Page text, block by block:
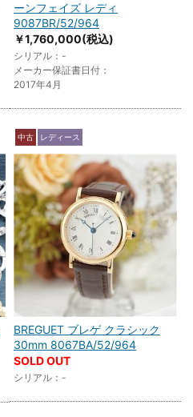
ーンフェイズ レディ
9087BR/52/964
￥1,760,000(税込)
シリアル：-
メーカー保証書日付：
2017年4月
中古 レディース
BREGUET ブレゲ クラシック
30mm 8067BA/52/964
SOLD OUT
シリアル：-